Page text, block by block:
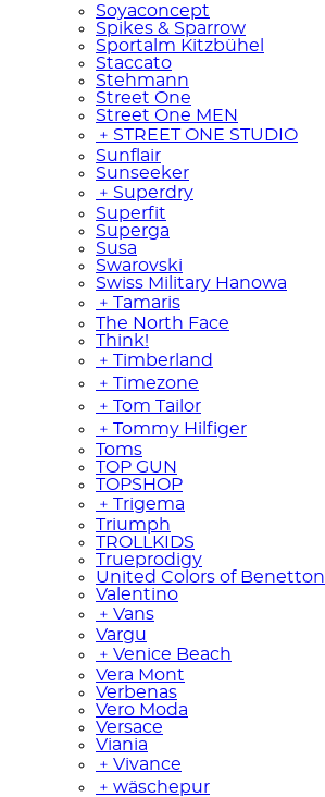
Soyaconcept
Spikes & Sparrow
Sportalm Kitzbühel
Staccato
Stehmann
Street One
Street One MEN
﹢ STREET ONE STUDIO
Sunflair
Sunseeker
﹢ Superdry
Superfit
Superga
Susa
Swarovski
Swiss Military Hanowa
﹢ Tamaris
The North Face
Think!
﹢ Timberland
﹢ Timezone
﹢ Tom Tailor
﹢ Tommy Hilfiger
Toms
TOP GUN
TOPSHOP
﹢ Trigema
Triumph
TROLLKIDS
Trueprodigy
United Colors of Benetton
Valentino
﹢ Vans
Vargu
﹢ Venice Beach
Vera Mont
Verbenas
Vero Moda
Versace
Viania
﹢ Vivance
﹢ wäschepur